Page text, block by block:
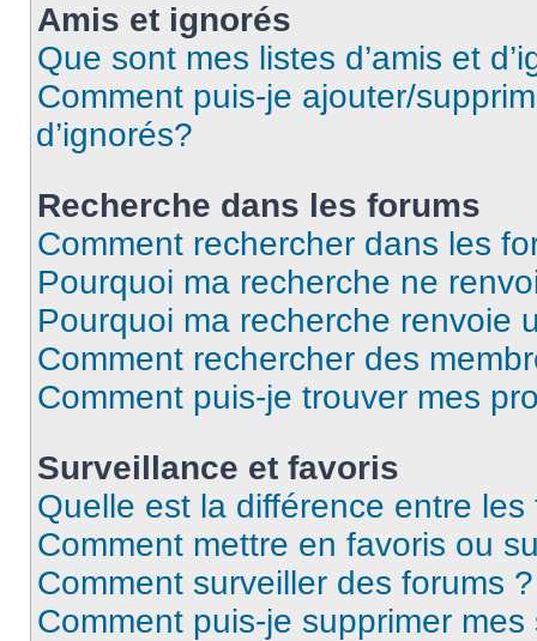
Amis et ignorés
Que sont mes listes d’amis et
Comment puis-je ajouter/
d’ignorés?
Recherche dans les forums
Comment rechercher dans les
Pourquoi ma recherche ne
Pourquoi ma recherche renvoie
Comment rechercher des
Comment puis-je trouver mes
Surveillance et favoris
Quelle est la différence entre
Comment mettre en favoris ou
Comment surveiller des forums ?
Comment puis-je supprimer